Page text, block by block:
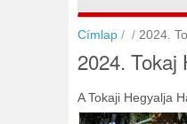
Címlap 2024.
2024. Tokaj
A Tokaji Hegyalja